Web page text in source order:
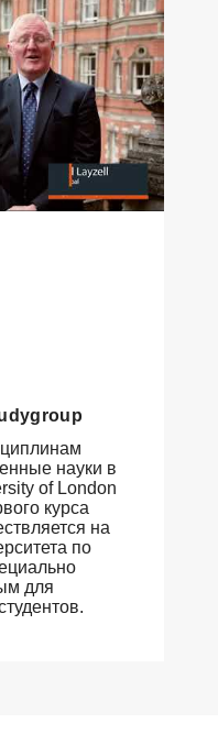
науки в
of London
курса
на
по
для